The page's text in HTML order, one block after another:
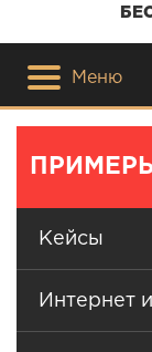
Меню
Кейсы
Интернет